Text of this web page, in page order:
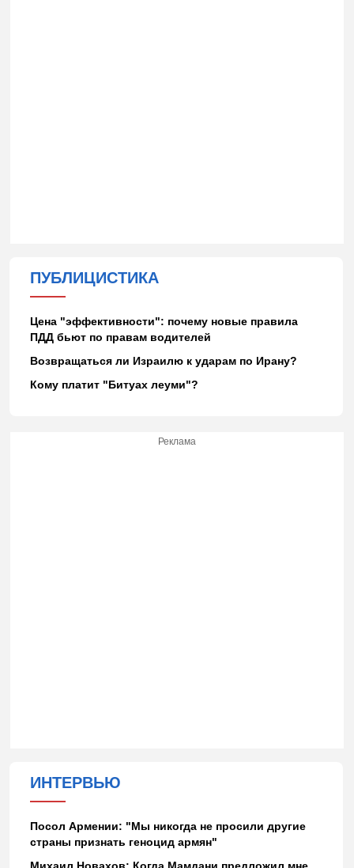
ПУБЛИЦИСТИКА
Цена "эффективности": почему новые правила
ПДД бьют по правам водителей
Возвращаться ли Израилю к ударам по Ирану?
Кому платит "Битуах леуми"?
Реклама
ИНТЕРВЬЮ
Посол Армении: "Мы никогда не просили другие
страны признать геноцид армян"